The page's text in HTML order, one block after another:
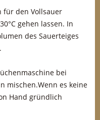
für den Vollsauer
gehen lassen. In
des Sauerteiges
bei
mischen.Wenn es keine
Hand gründlich